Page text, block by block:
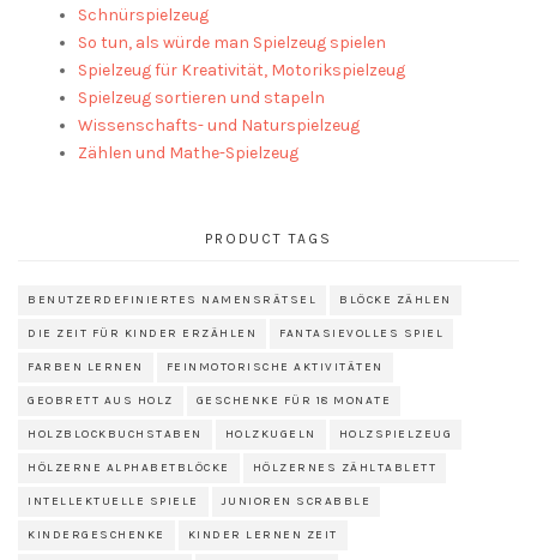
Schnürspielzeug
So tun, als würde man Spielzeug spielen
Spielzeug für Kreativität, Motorikspielzeug
Spielzeug sortieren und stapeln
Wissenschafts- und Naturspielzeug
Zählen und Mathe-Spielzeug
PRODUCT TAGS
BENUTZERDEFINIERTES NAMENSRÄTSEL BLÖCKE ZÄHLEN
DIE ZEIT FÜR KINDER ERZÄHLEN FANTASIEVOLLES SPIEL
FARBEN LERNEN FEINMOTORISCHE AKTIVITÄTEN
GEOBRETT AUS HOLZ GESCHENKE FÜR 18 MONATE
HOLZBLOCKBUCHSTABEN HOLZKUGELN HOLZSPIELZEUG
HÖLZERNE ALPHABETBLÖCKE HÖLZERNES ZÄHLTABLETT
INTELLEKTUELLE SPIELE JUNIOREN SCRABBLE
KINDERGESCHENKE KINDER LERNEN ZEIT